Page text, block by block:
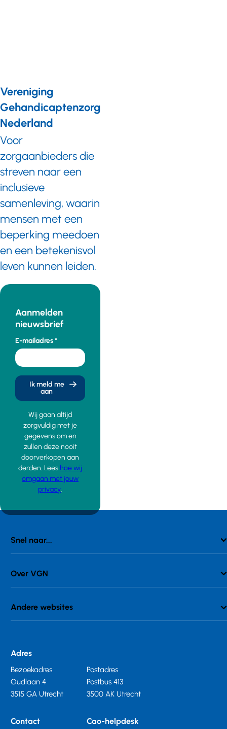
Vereniging
Gehandicaptenzorg
Nederland
Voor
zorgaanbieders die
streven naar een
inclusieve
samenleving, waarin
mensen met een
beperking meedoen
en een betekenisvol
leven kunnen leiden.
Aanmelden
nieuwsbrief
E-mailadres
Ik meld me
aan
Wij gaan altijd
zorgvuldig met je
gegevens om en
zullen deze nooit
doorverkopen aan
derden. Lees hoe wij
omgaan met jouw
privacy.
Snel naar...
Over VGN
Andere websites
Adres
Bezoekadres
Oudlaan 4
3515 GA Utrecht
Postadres
Postbus 413
3500 AK Utrecht
Contact Cao-helpdesk